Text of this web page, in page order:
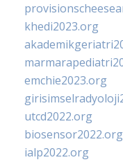
khedi2023.org
emchie2023.org
utcd2022.org
biosensor2022.org
ialp2022.org